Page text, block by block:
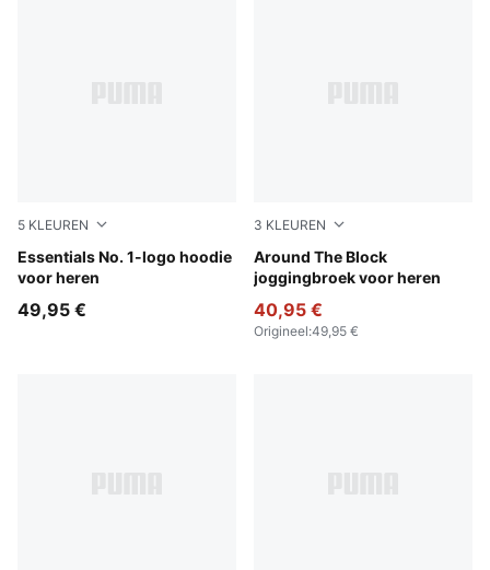
5 KLEUREN
Essentials No. 1-logo hoodie
voor heren
Dark Gray Heather
49,95 €
3 KLEUREN
Around The Block
joggingbroek voor heren
Cool Dark Gray
40,95 €
Origineel:49,95 €